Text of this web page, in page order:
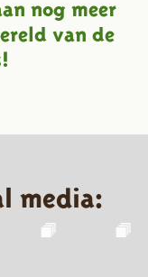
nog meer
van de
media: